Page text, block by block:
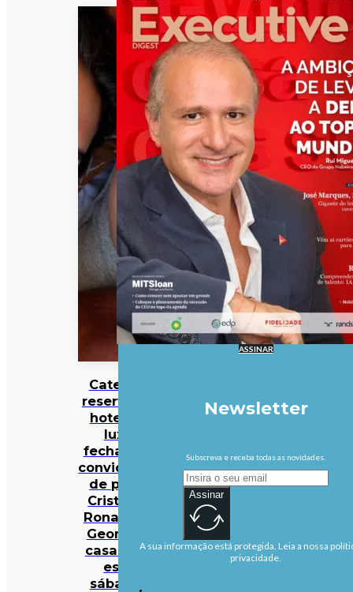
Catedral
reservada,
hotel de
luxo
fechado e
convidados
de peso:
Cristiano
Ronaldo e
Georgina
casam-se
este
sábado?
ASSINAR
Newsletter
Subscreva e receba todas as novidades.
Assinar
A sua informação está protegida. Leia a nossa
privacidade.